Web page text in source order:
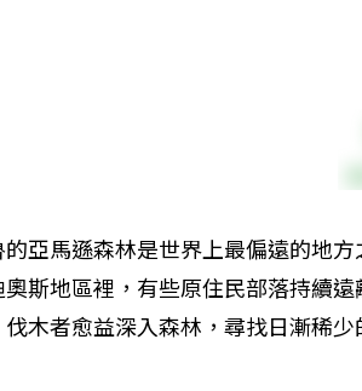
亞馬遜森林是世界上最偏遠的地
斯地區裡，有些原住民部落持續
木者愈益深入森林，尋找日漸稀